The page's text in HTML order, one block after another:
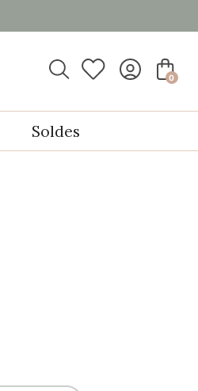
 0
Soldes